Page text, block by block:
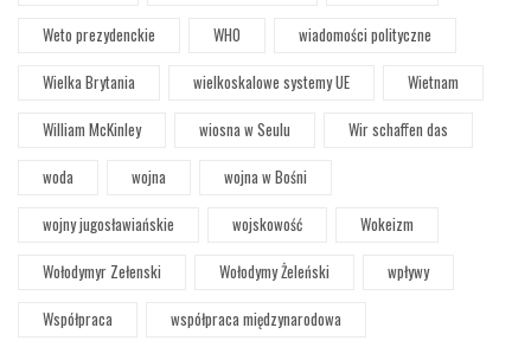
Weto prezydenckie
WHO
wiadomości polityczne
Wielka Brytania
wielkoskalowe systemy UE
Wietnam
William McKinley
wiosna w Seulu
Wir schaffen das
woda
wojna
wojna w Bośni
wojny jugosławiańskie
wojskowość
Wokeizm
Wołodymyr Zełenski
Wołodymy Żeleński
wpływy
Współpraca
współpraca międzynarodowa